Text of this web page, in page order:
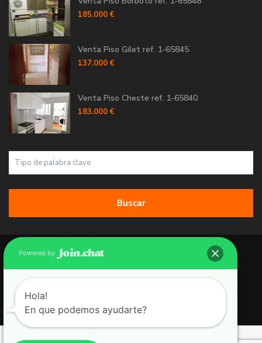
185.000 €
Venta Piso Gilet ref. 1-65845
137.000 €
Venta Piso Cheste ref. 1-65840
183.000 €
Buscar
Copyright 2026 | Grupo 90 inmobiliarias. All Rights Reserved.
Política de Cookies
Política de Privacidad
Aviso Legal
Powered by
Hola!
En que podemos ayudarte?